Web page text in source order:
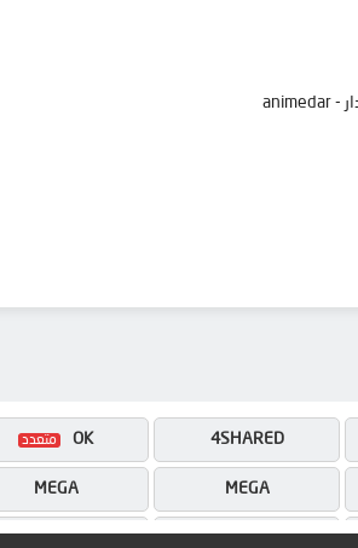
OK
MEGA
MP4UPLOAD
MEGA
MP4UPLOAD
4SHARED